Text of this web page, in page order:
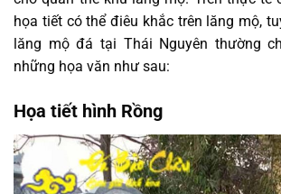
họa tiết có thể điêu khắc trên lăng mộ,
lăng mộ đá tại Thái Nguyên thường
những họa văn như sau:
Họa tiết hình Rồng